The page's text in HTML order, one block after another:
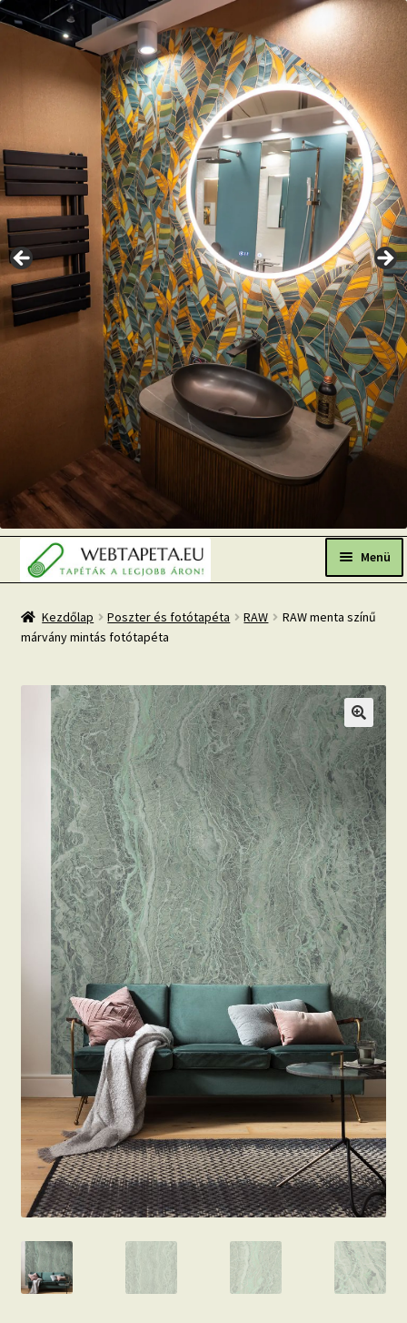
Ugrás
a
navigációhoz
Kilépés
a
tartalomba Menü
Népszerű tapéták
Tapéta BLOG
Mi az a fotótapéta?
Tapétázási tanácsok
Beton hatású tapéták
Kapcsolat
Kezdőlap Poszter és fotótapéta RAW
RAW menta színű
márvány mintás fotótapéta